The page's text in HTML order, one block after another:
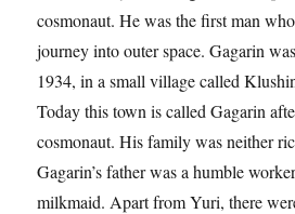
cosmonaut. He was the first man
journey into outer space. Gagarin
1934, in a small village called
Today this town is called Gagarin
cosmonaut. His family was neither
Gagarin’s father was a humble
milkmaid. Apart from Yuri, there